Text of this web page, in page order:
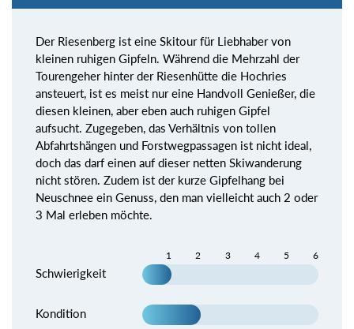
Der Riesenberg ist eine Skitour für Liebhaber von
kleinen ruhigen Gipfeln. Während die Mehrzahl der
Tourengeher hinter der Riesenhütte die Hochries
ansteuert, ist es meist nur eine Handvoll Genießer, die
diesen kleinen, aber eben auch ruhigen Gipfel
aufsucht. Zugegeben, das Verhältnis von tollen
Abfahrtshängen und Forstwegpassagen ist nicht ideal,
doch das darf einen auf dieser netten Skiwanderung
nicht stören. Zudem ist der kurze Gipfelhang bei
Neuschnee ein Genuss, den man vielleicht auch 2 oder
3 Mal erleben möchte.
1 2 3 4 5 6
Schwierigkeit
Kondition